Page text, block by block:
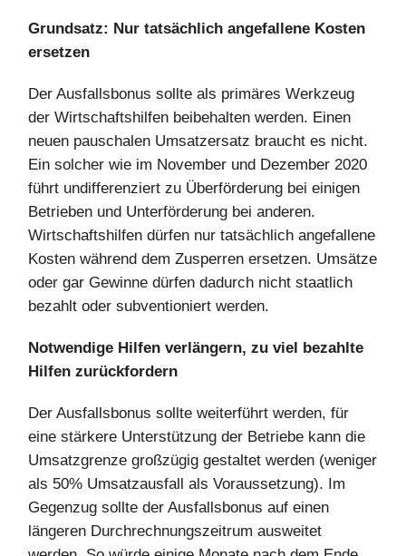
Grundsatz: Nur tatsächlich angefallene Kosten
ersetzen
Der Ausfallsbonus sollte als primäres Werkzeug
der Wirtschaftshilfen beibehalten werden. Einen
neuen pauschalen Umsatzersatz braucht es nicht.
Ein solcher wie im November und Dezember 2020
führt undifferenziert zu Überförderung bei einigen
Betrieben und Unterförderung bei anderen.
Wirtschaftshilfen dürfen nur tatsächlich angefallene
Kosten während dem Zusperren ersetzen. Umsätze
oder gar Gewinne dürfen dadurch nicht staatlich
bezahlt oder subventioniert werden.
Notwendige Hilfen verlängern, zu viel bezahlte
Hilfen zurückfordern
Der Ausfallsbonus sollte weiterführt werden, für
eine stärkere Unterstützung der Betriebe kann die
Umsatzgrenze großzügig gestaltet werden (weniger
als 50% Umsatzausfall als Voraussetzung). Im
Gegenzug sollte der Ausfallsbonus auf einen
längeren Durchrechnungszeitrum ausweitet